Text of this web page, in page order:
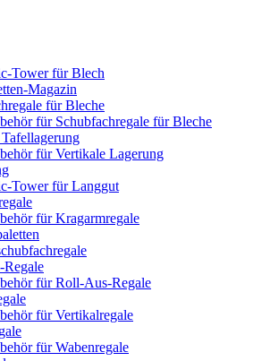
Tower für Blech
Magazin
für Bleche
für Schubfachregale für Bleche
für Vertikale Lagerung
Tower für Langgut
für Kragarmregale
für Roll-Aus-Regale
für Vertikalregale
für Wabenregale